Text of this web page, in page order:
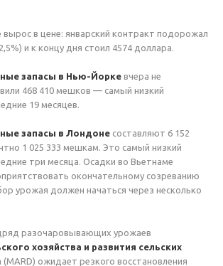
вырос в цене: январский контракт подорожал
и к концу дня стоил 4574 доллара.
запасы в Нью-Йорке вчера не
468 410 мешков — самый низкий
19 месяцев.
запасы в Лондоне составляют 6 152
1 025 333 мешкам. Это самый низкий
три месяца. Осадки во Вьетнаме
окончательному созреванию
урожая должен начаться через несколько
разочаровывающих урожаев
хозяйства и развития сельских
ожидает резкого восстановления